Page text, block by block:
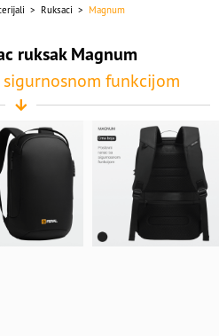
> Ruksaci > Magnum
ruksak Magnum
funkcijom